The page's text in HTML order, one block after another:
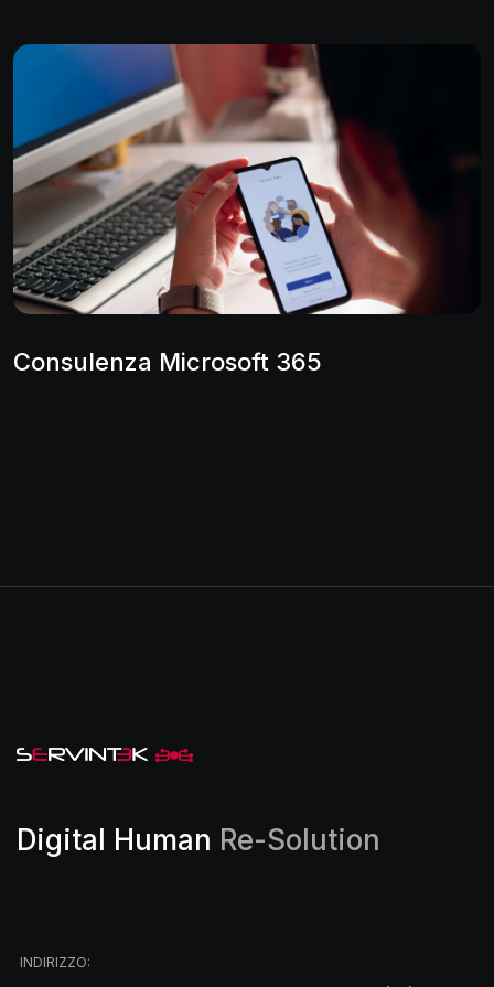
Consulenza Microsoft 365
Digital Human Re-Solution
INDIRIZZO: